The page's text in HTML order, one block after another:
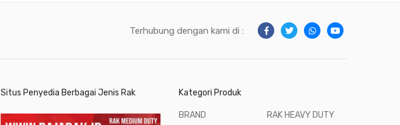
Terhubung dengan kami di :
Situs Penyedia Berbagai Jenis Rak Kategori Produk
BRAND
RAK HEAVY DUTY